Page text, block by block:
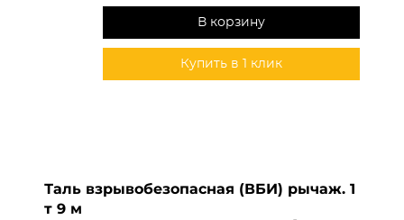
В корзину
Купить в 1 клик
Таль взрывобезопасная (ВБИ) рычаж. 1
т 9 м